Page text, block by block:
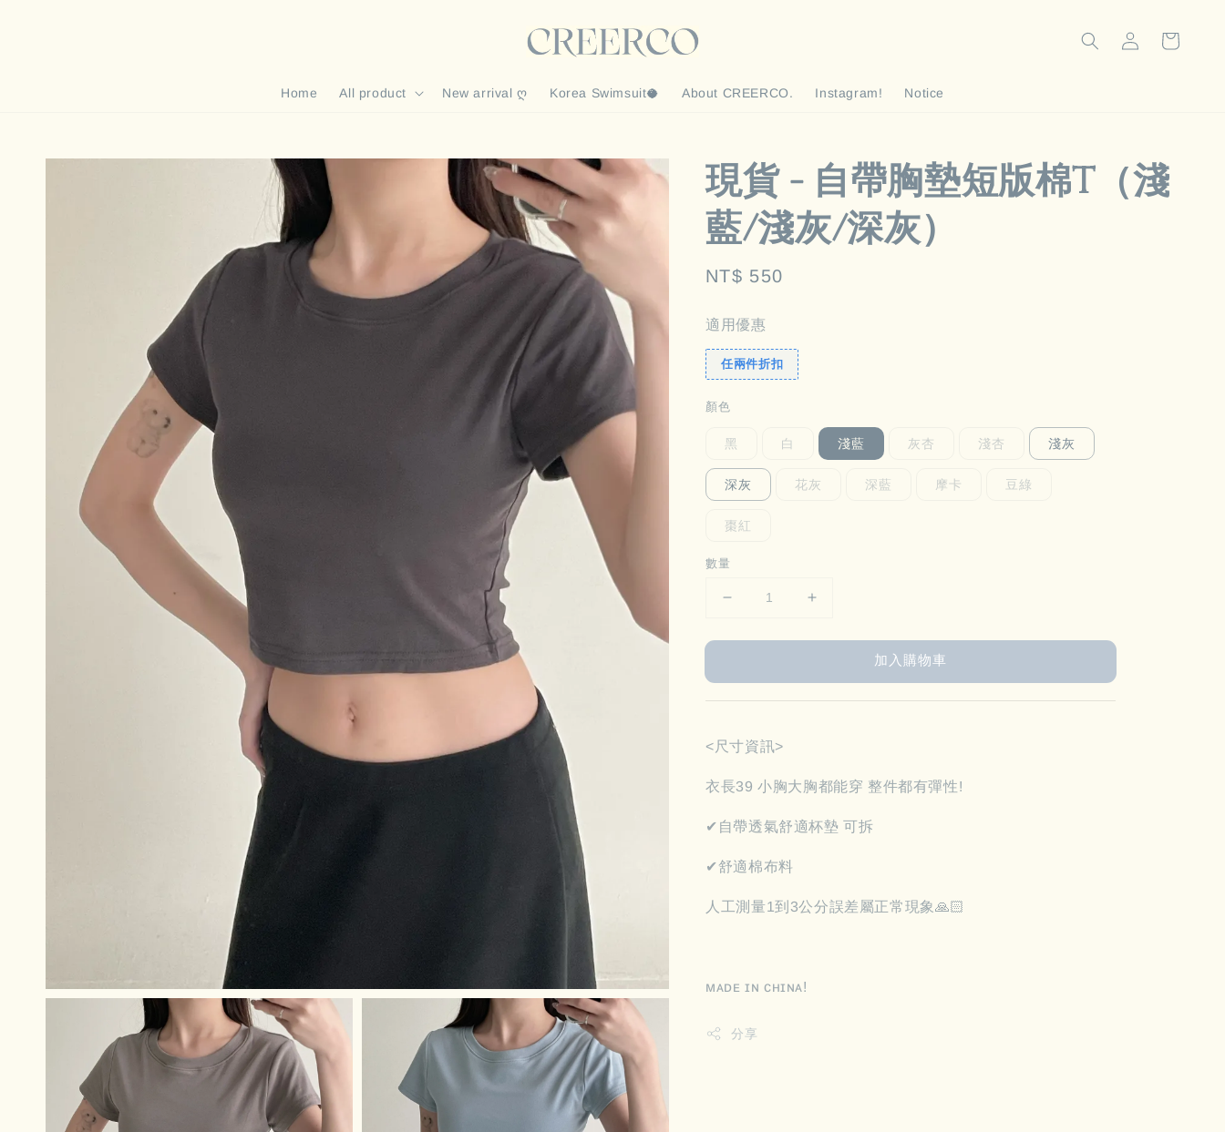
Home All product New arrival ღ Korea Swimsuit🥥 About CREERCO. Instagram! Notice
現貨 - 自帶胸墊短版棉T（淺
藍/淺灰/深灰）
Regular
NT$ 550
適用優惠
任兩件折扣
顏色
黑 白 淺藍 灰杏 淺杏 淺灰
深灰 花灰 深藍 摩卡 豆綠
棗紅
數量
加入購物車
<尺寸資訊>
衣長39 小胸大胸都能穿 整件都有彈性!
✔︎自帶透氣舒適杯墊 可拆
✔︎舒適棉布料
人工測量1到3公分誤差屬正常現象🙏🏻
ᴍᴀᴅᴇ ɪɴ ᴄʜɪɴᴀ!
分享